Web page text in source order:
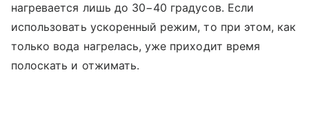
нагревается лишь до 30−40 градусов. Если
использовать ускоренный режим, то при этом, как
только вода нагрелась, уже приходит время
полоскать и отжимать.